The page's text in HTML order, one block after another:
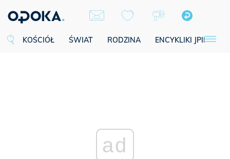
KOŚCIÓŁ ŚWIAT RODZINA ENCYKLIKI JPII
ad